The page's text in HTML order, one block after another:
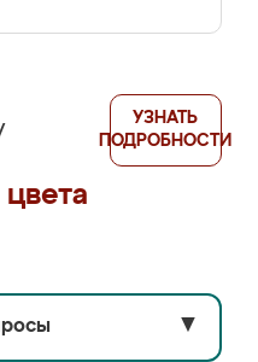
УЗНАТЬ
ПОДРОБНОСТИ
▼